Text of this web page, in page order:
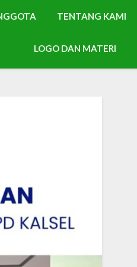
TENTANG KAMI
LOGO DAN MATERI